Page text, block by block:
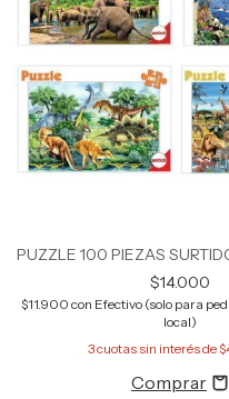
PUZZLE 100 PIEZAS
$14.000
$11.900 con Efectivo (solo para
local)
3cuotas sin interés de